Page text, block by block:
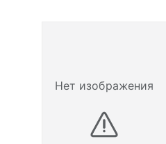
Нет изображения